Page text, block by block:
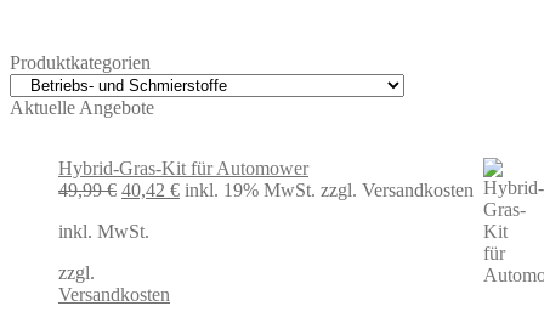
Produktkategorien
Aktuelle Angebote
Hybrid-Gras-Kit für Automower
49,99€ Ursprünglicher
war:
40,42 €Aktueller
inkl. 19% MwSt. zzgl. Versandkosten
inkl. MwSt.
zzgl.
Versandkosten